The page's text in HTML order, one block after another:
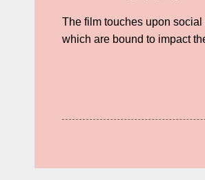
The film touches upon
which are bound to impact